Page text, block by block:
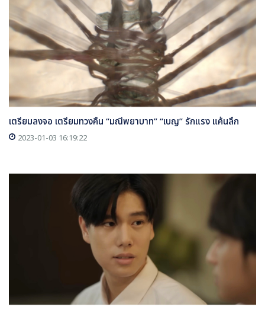
เตรียมลงจอ เตรียมทวงคืน “มณีพยาบาท” “เบญ” รักแรง แค้นลึก
2023-01-03 16:19:22